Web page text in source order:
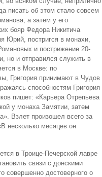
писать об этом стало совсем
а затем у его
бояр Федора Никитича
Юрий, постригся в монахи,
и пострижение 20-
но и отправился служить в
в Москве: по
Григория принимают в Чудов
способностям Григория
пишет: «Карьера Отрепьева
у монаха Замятии, затем
Взлет произошел всего за
несколько месяцев он
в Троице-Печерской лавре
связи с донскими
совершенно достоверного о